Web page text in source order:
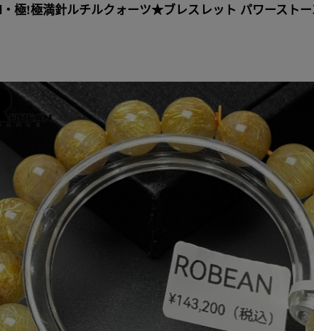
極!極満針ルチルクォーツ★ブレスレット パワースト